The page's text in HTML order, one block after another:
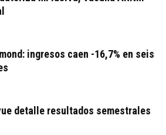
ingresos caen -16,7% en seis
detalle resultados semestrales